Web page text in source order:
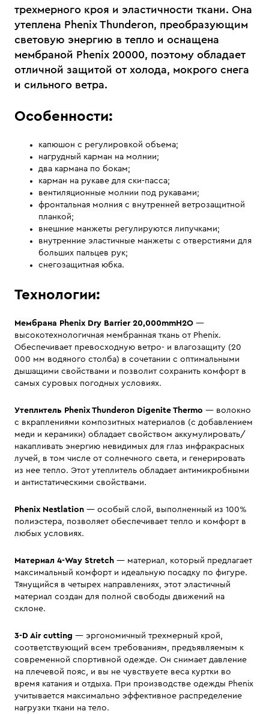
трехмерного кроя и эластичности ткани. Она
утеплена Phenix Thunderon, преобразующим
световую энергию в тепло и оснащена
мембраной Phenix 20000, поэтому обладает
отличной защитой от холода, мокрого снега
и сильного ветра.
Особенности:
капюшон с регулировкой объема;
нагрудный карман на молнии;
два кармана по бокам;
карман на рукаве для ски-пасса;
вентиляционные молнии под рукавами;
фронтальная молния с внутренней ветрозащитной
планкой;
внешние манжеты регулируются липучками;
внутренние эластичные манжеты с отверстиями для
больших пальцев рук;
снегозащитная юбка.
Технологии:
Мембрана Phenix Dry Barrier 20,000mmH2O —
высокотехнологичная мембранная ткань от Phenix.
Обеспечивает превосходную ветро- и влагозащиту (20
000 мм водяного столба) в сочетании с оптимальными
дышащими свойствами и позволит сохранить комфорт в
самых суровых погодных условиях.
Утеплитель Phenix Thunderon Digenite Thermo — волокно
с вкраплениями композитных материалов (с добавлением
меди и керамики) обладает свойством аккумулировать/
накапливать энергию невидимых для глаз инфракрасных
лучей, в том числе от солнечного света, и генерировать
из нее тепло. Этот утеплитель обладает антимикробными
и антистатическими свойствами.
Phenix Nestlation — особый слой, выполненный из 100%
полиэстера, позволяет обеспечивает тепло и комфорт в
любых условиях.
Материал 4-Way Stretch — материал, который предлагает
максимальный комфорт и идеальную посадку по фигуре.
Тянущийся в четырех направлениях, этот эластичный
материал создан для полной свободы движений на
склоне.
3-D Air cutting — эргономичный трехмерный крой,
соответствующий всем требованиям, предъявляемым к
современной спортивной одежде. Он снимает давление
на плечевой пояс, и вы не чувствуете веса куртки во
время катания и отдыха. При производстве одежды Phenix
учитывается максимально эффективное распределение
нагрузки ткани на тело.